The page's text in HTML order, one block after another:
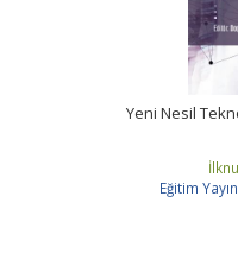
Yeni Nesil
Eğitim